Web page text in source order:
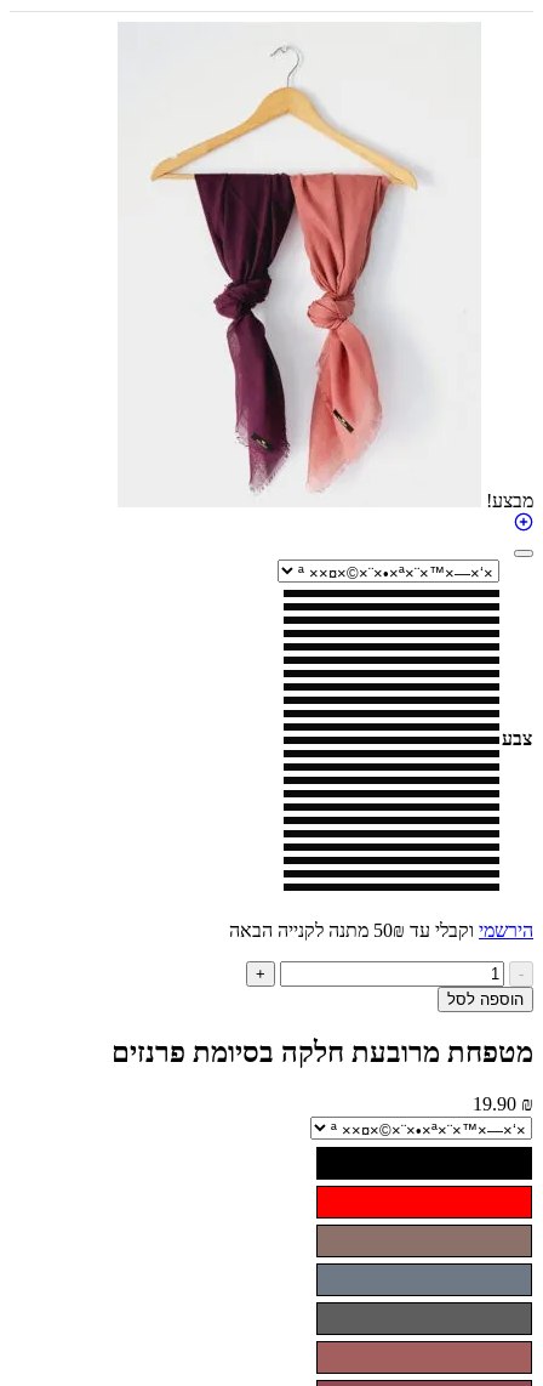
וקבלי עד 50₪ מתנה לקנייה הבאה
לסל
מרובעת חלקה בסיומת פרנזים